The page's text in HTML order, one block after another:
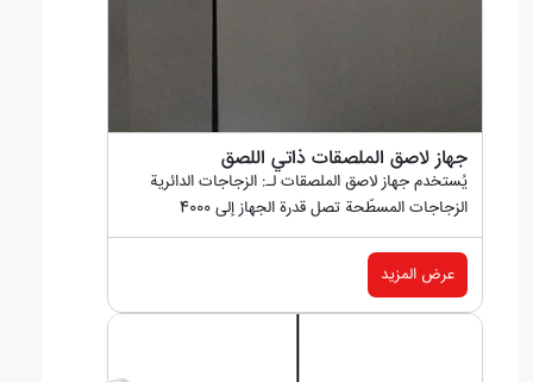
جهاز لاصق الملصقات ذاتي اللصق
يُستخدم جهاز لاصق الملصقات لـ: الزجاجات الدائرية
الزجاجات المسطّحة تصل قدرة الجهاز إلى 4000
زجاجة...
عرض المزيد